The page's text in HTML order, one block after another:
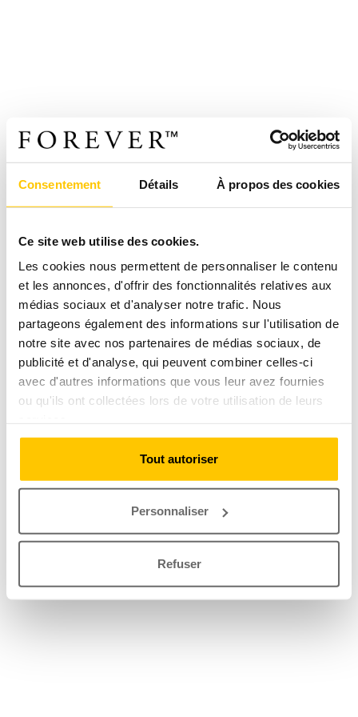
Consentement Détails À propos des cookies
Ce site web utilise des cookies.
Les cookies nous permettent de personnaliser le contenu
et les annonces, d'offrir des fonctionnalités relatives aux
médias sociaux et d'analyser notre trafic. Nous
partageons également des informations sur l'utilisation de
notre site avec nos partenaires de médias sociaux, de
publicité et d'analyse, qui peuvent combiner celles-ci
avec d'autres informations que vous leur avez fournies
ou qu'ils ont collectées lors de votre utilisation de leurs
Tout autoriser
Personnaliser
Refuser